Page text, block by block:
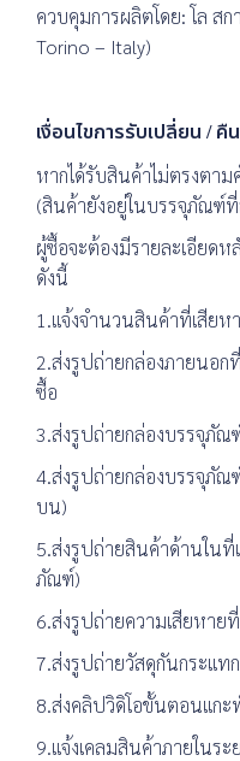
ควบคุมการผลิตโดย: โล ส
Torino – Italy)
เงื่อนไขการรับเปลี่ยน / คื
หากได้รับสินค้าไม่ตรงตา
(สินค้ายังอยู่ในบรรจุภัณฑ์
ผู้ซื้อจะต้องมีรายละเอียด
ดังนี้
1.แจ้งจำนวนสินค้าที่เสียห
2.ส่งรูปถ่ายกล่องภายนอก
ซื้อ
3.ส่งรูปถ่ายกล่องบรรจุภัณ
4.ส่งรูปถ่ายกล่องบรรจุภัณ
บน)
5.ส่งรูปถ่ายสินค้าด้านใน
ภัณฑ์)
6.ส่งรูปถ่ายความเสียหาย
7.ส่งรูปถ่ายวัสดุกันกระแทก
8.ส่งคลิปวิดิโอขั้นตอนแกะ
9.แจ้งเคลมสินค้าภายในระ